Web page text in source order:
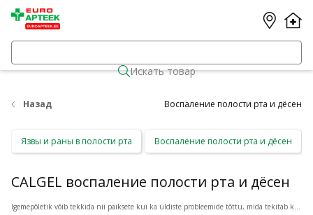
Искать товар
Назад Воспаление полости рта и дёсен
Язвы и раны в полости рта Воспаление полости рта и дёсен
CALGEL воспаление полости рта и дёсен
Igemepõletik võib tekkida nii paiksete kui ka üldiste probleemide tõttu, mida tekitab kas ebapiisav suuhügieen või füüsiline kahjustus näiteks breketite kandmisel. Põletikusümptomeid leevendavaid preparaate leiad Azeta.ee e-apteegist. Täpsema konsultatisooni saamiseks vajuta toote all olevale nupule "küsi apteekrilt".